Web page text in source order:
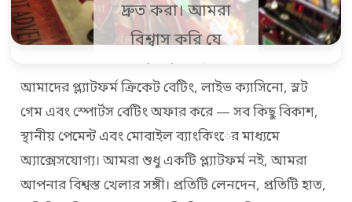
দ্রুত করা। আমরা
বিশ্বাস করি যে
বাংলাদেশের
খেলোয়াড়রা
বিশ্বমানের
অভিজ্ঞতা পাওয়ার
যোগ্য — এবং সেটা
আমাদের প্ল্যাটফর্ম ক্রিকেট বেটিং, লাইভ ক্যাসিনো, স্লট
গেম এবং স্পোর্টস বেটিং অফার করে — সব কিছু বিকাশ,
স্থানীয় পেমেন্ট এবং মোবাইল ব্যাংকিংের মাধ্যমে
অ্যাক্সেসযোগ্য। আমরা শুধু একটি প্ল্যাটফর্ম নই, আমরা
আপনার বিশ্বস্ত খেলার সঙ্গী। প্রতিটি লেনদেন, প্রতিটি হাত,